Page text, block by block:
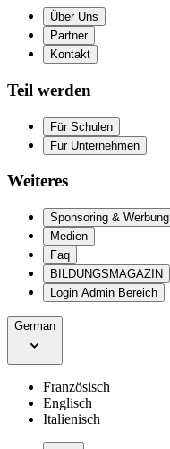
Über Uns
Partner
Kontakt
Teil werden
Für Schulen
Für Unternehmen
Weiteres
Sponsoring & Werbung
Medien
Faq
BILDUNGSMAGAZIN
Login Admin Bereich
German
Französisch
Englisch
Italienisch